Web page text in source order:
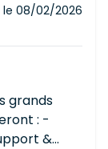
le 08/02/2026
grands
: -
&